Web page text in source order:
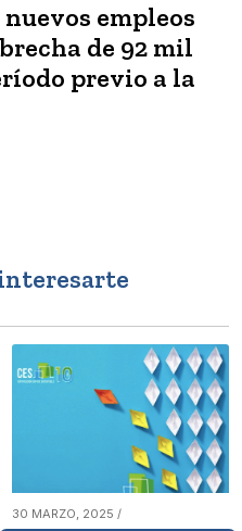
empleos
de 92 mil
previo a la
30 MARZO, 2025 /